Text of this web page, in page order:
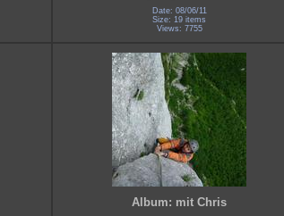
Date: 08/06/11
Size: 19 items
Views: 7755
Album: mit Chris